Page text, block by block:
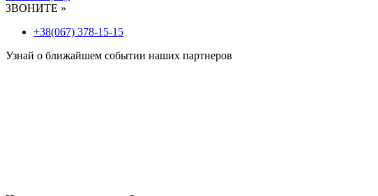
ЗВОНИТЕ »
+38(067) 378-15-15
Узнай о ближайшем событии наших партнеров